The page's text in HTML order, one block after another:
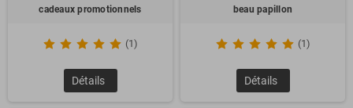
cadeaux promotionnels
(1)
Détails
beau papillon
(1)
Détails